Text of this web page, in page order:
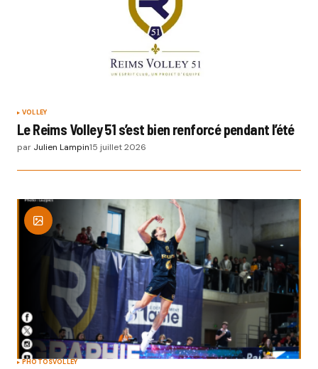
VOLLEY
Le Reims Volley 51 s’est bien renforcé pendant l’été
par Julien Lampin15 juillet 2026
PHOTOSVOLLEY